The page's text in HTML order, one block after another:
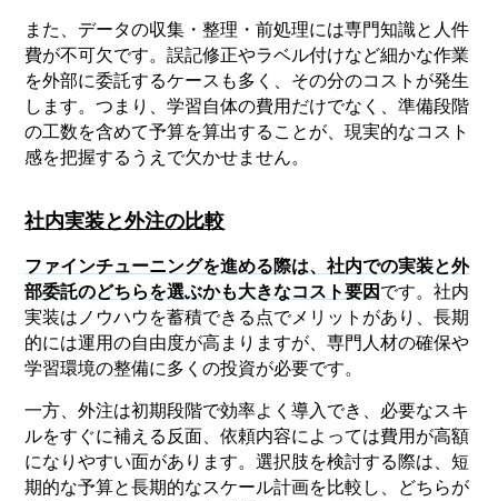
また、データの収集・整理・前処理には専門知識と人件
費が不可欠です。誤記修正やラベル付けなど細かな作業
を外部に委託するケースも多く、その分のコストが発生
します。つまり、学習自体の費用だけでなく、準備段階
の工数を含めて予算を算出することが、現実的なコスト
感を把握するうえで欠かせません。
社内実装と外注の比較
ファインチューニングを進める際は、社内での実装と外
部委託のどちらを選ぶかも大きなコスト要因 です。社内
実装はノウハウを蓄積できる点でメリットがあり、長期
的には運用の自由度が高まりますが、専門人材の確保や
学習環境の整備に多くの投資が必要です。
一方、外注は初期段階で効率よく導入でき、必要なスキ
ルをすぐに補える反面、依頼内容によっては費用が高額
になりやすい面があります。選択肢を検討する際は、短
期的な予算と長期的なスケール計画を比較し、どちらが